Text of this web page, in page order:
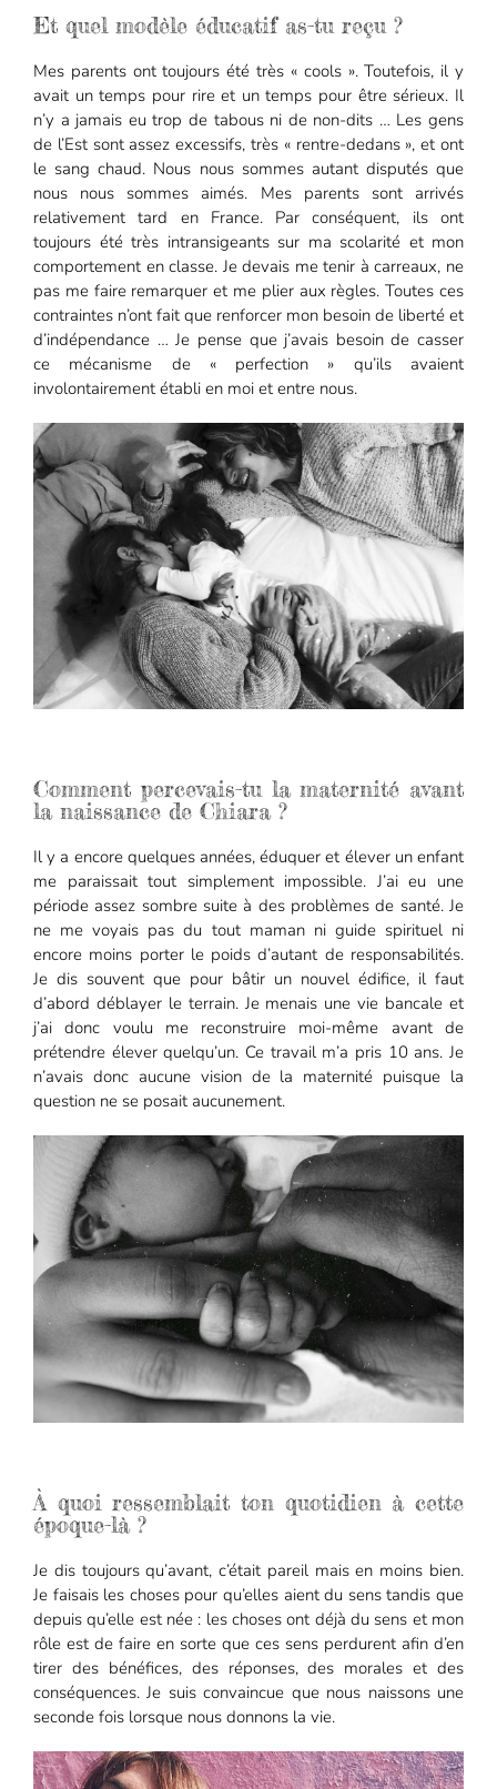
Et quel modèle éducatif as-tu reçu ?
Mes parents ont toujours été très « cools ». Toutefois, il y
avait un temps pour rire et un temps pour être sérieux. Il
n’y a jamais eu trop de tabous ni de non-dits … Les gens
de l’Est sont assez excessifs, très « rentre-dedans », et ont
le sang chaud. Nous nous sommes autant disputés que
nous nous sommes aimés. Mes parents sont arrivés
relativement tard en France. Par conséquent, ils ont
toujours été très intransigeants sur ma scolarité et mon
comportement en classe. Je devais me tenir à carreaux, ne
pas me faire remarquer et me plier aux règles. Toutes ces
contraintes n’ont fait que renforcer mon besoin de liberté et
d’indépendance … Je pense que j’avais besoin de casser
ce mécanisme de « perfection » qu’ils avaient
involontairement établi en moi et entre nous.
Comment percevais-tu la maternité avant
la naissance de Chiara ?
Il y a encore quelques années, éduquer et élever un enfant
me paraissait tout simplement impossible. J’ai eu une
période assez sombre suite à des problèmes de santé. Je
ne me voyais pas du tout maman ni guide spirituel ni
encore moins porter le poids d’autant de responsabilités.
Je dis souvent que pour bâtir un nouvel édifice, il faut
d’abord déblayer le terrain. Je menais une vie bancale et
j’ai donc voulu me reconstruire moi-même avant de
prétendre élever quelqu’un. Ce travail m’a pris 10 ans. Je
n’avais donc aucune vision de la maternité puisque la
question ne se posait aucunement.
À quoi ressemblait ton quotidien à cette
époque-là ?
Je dis toujours qu’avant, c’était pareil mais en moins bien.
Je faisais les choses pour qu’elles aient du sens tandis que
depuis qu’elle est née : les choses ont déjà du sens et mon
rôle est de faire en sorte que ces sens perdurent afin d’en
tirer des bénéfices, des réponses, des morales et des
conséquences. Je suis convaincue que nous naissons une
seconde fois lorsque nous donnons la vie.